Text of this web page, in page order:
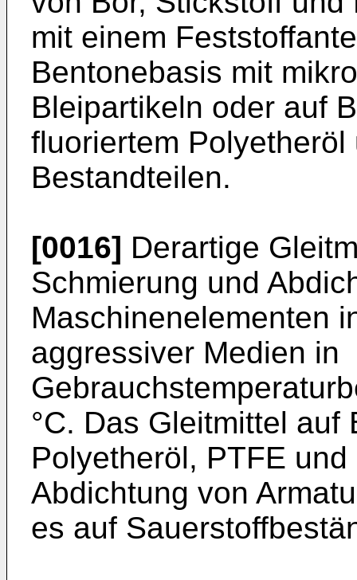
mit einem
Bentonebasis mit
Bleipartikeln oder auf
fluoriertem
Bestandteilen.
[0016] Derartige
Schmierung und
Maschinenelementen
aggressiver Medien in
°C. Das Gleitmittel
Polyetheröl, PTFE
Abdichtung von
es auf